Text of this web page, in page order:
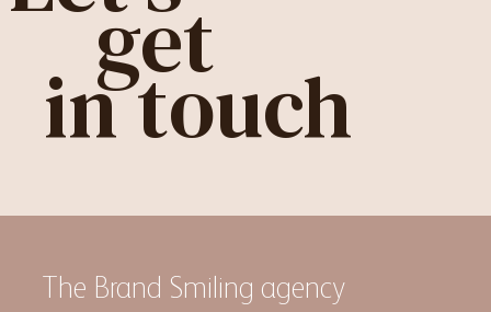
get
in touch
The Brand Smiling agency